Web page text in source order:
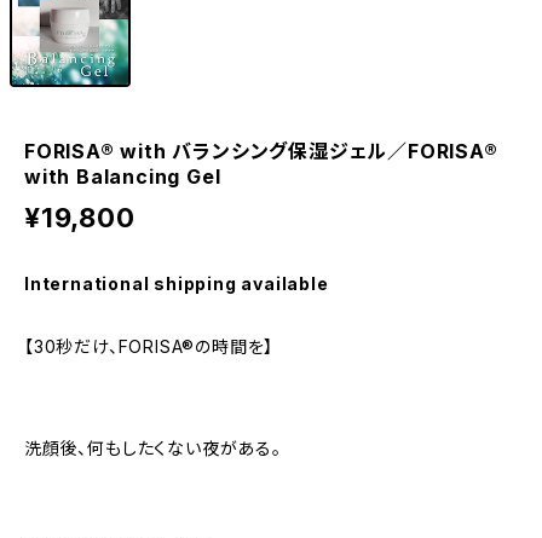
FORISA®︎ with バランシング保湿ジェル／FORISA®︎
with Balancing Gel
¥19,800
International shipping available
【30秒だけ、FORISA®︎の時間を】
洗顔後、何もしたくない夜がある。